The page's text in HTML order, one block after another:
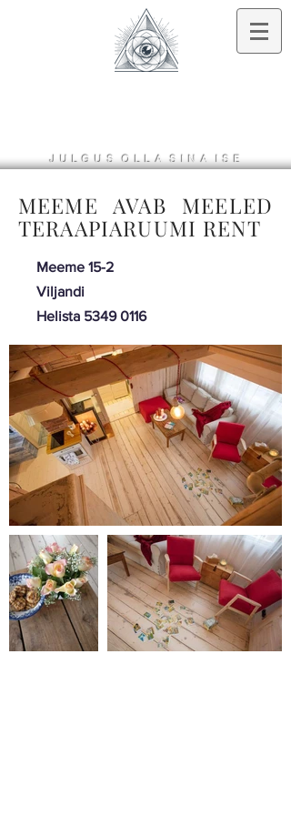
J U L G U S O L L A SI NA I S E
MEEME AVAB MEELED
TERAAPIARUUMI RENT
Meeme 15-2
Viljandi
Helista 5349 0116